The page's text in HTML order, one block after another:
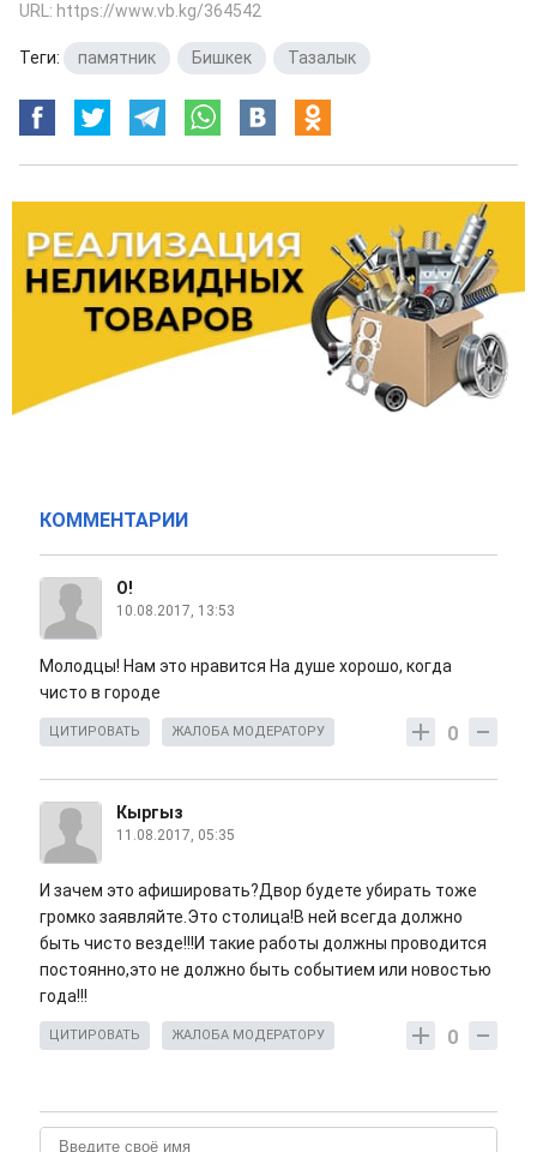
URL: https://www.vb.kg/364542
Теги: памятник Бишкек Тазалык
КОММЕНТАРИИ
О!
10.08.2017, 13:53
Молодцы! Нам это нравится На душе хорошо, когда
чисто в городе
0
ЦИТИРОВАТЬ ЖАЛОБА МОДЕРАТОРУ
Кыргыз
11.08.2017, 05:35
И зачем это афишировать?Двор будете убирать тоже
громко заявляйте.Это столица!В ней всегда должно
быть чисто везде!!!И такие работы должны проводится
постоянно,это не должно быть событием или новостью
года!!!
0
ЦИТИРОВАТЬ ЖАЛОБА МОДЕРАТОРУ